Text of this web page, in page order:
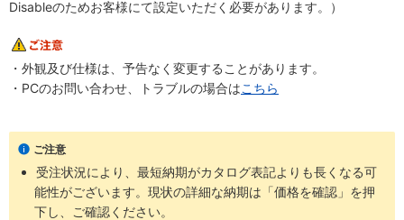
Disableのためお客様にて設定いただく必要があります。）
・外観及び仕様は、予告なく変更することがあります。
・PCのお問い合わせ、トラブルの場合はこちら
ご注意
受注状況により、最短納期がカタログ表記よりも長くなる可
能性がございます。現状の詳細な納期は「価格を確認」を押
下し、ご確認ください。